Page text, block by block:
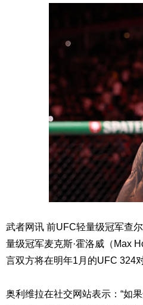
武者网讯 前UFC轻量级冠军查
量级冠军麦克斯·霍洛威（Max
言双方将在明年1月的UFC 324
奥利维拉在社交网站表示：“如